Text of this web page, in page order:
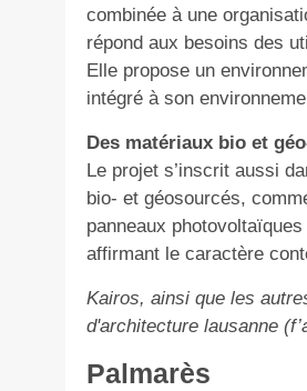
combinée à une
répond aux besoins des
Elle propose un
intégré à son
Des matériaux bio et
Le projet s’inscrit aussi
bio- et géosourcés,
panneaux
affirmant le caractère
Kairos, ainsi que les
d'architecture lausanne
Palmarès